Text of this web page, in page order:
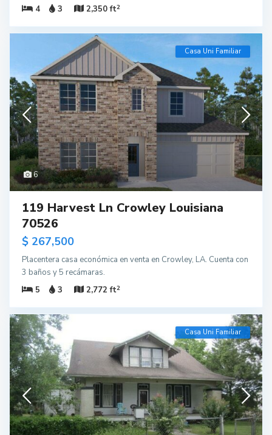
4
3 2,350 ft2
6
Casa Uni Familiar
119 Harvest Ln Crowley Louisiana
70526
$ 267,500
Placentera casa económica en venta en Crowley, LA. Cuenta con
3 baños y 5 recámaras.
5
3 2,772 ft2
Casa Uni Familiar